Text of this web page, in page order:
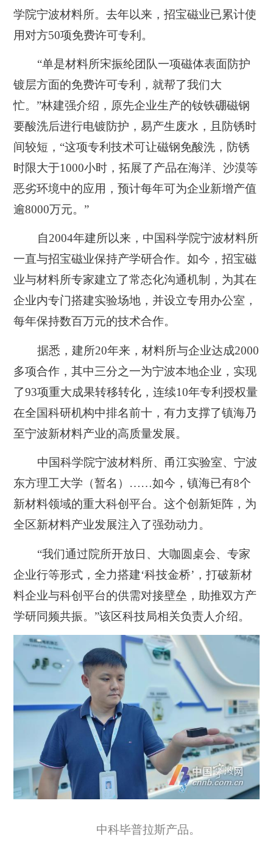
学院宁波材料所。去年以来，招宝磁业已累计使
用对方50项免费许可专利。
“单是材料所宋振纶团队一项磁体表面防护
镀层方面的免费许可专利，就帮了我们大
忙。”林建强介绍，原先企业生产的钕铁硼磁钢
要酸洗后进行电镀防护，易产生废水，且防锈时
间较短，“这项专利技术可让磁钢免酸洗，防锈
时限大于1000小时，拓展了产品在海洋、沙漠等
恶劣环境中的应用，预计每年可为企业新增产值
逾8000万元。”
自2004年建所以来，中国科学院宁波材料所
一直与招宝磁业保持产学研合作。如今，招宝磁
业与材料所专家建立了常态化沟通机制，为其在
企业内专门搭建实验场地，并设立专用办公室，
每年保持数百万元的技术合作。
据悉， 建所20年来，材料所与企业达成2000
多项合作，其中三分之一为宁波本地企业，实现
了93项重大成果转移转化，连续10年专利授权量
在全国科研机构中排名前十 ，有力支撑了镇海乃
至宁波新材料产业的高质量发展。
中国科学院宁波材料所、甬江实验室、宁波
东方理工大学（暂名）……如今，镇海已有8个
新材料领域的重大科创平台。这个创新矩阵，为
全区新材料产业发展注入了强劲动力。
“我们通过院所开放日、大咖圆桌会、专家
企业行等形式，全力搭建‘科技金桥’，打破新材
料企业与科创平台的供需对接壁垒，助推双方产
学研同频共振。”该区科技局相关负责人介绍。
中科毕普拉斯产品。